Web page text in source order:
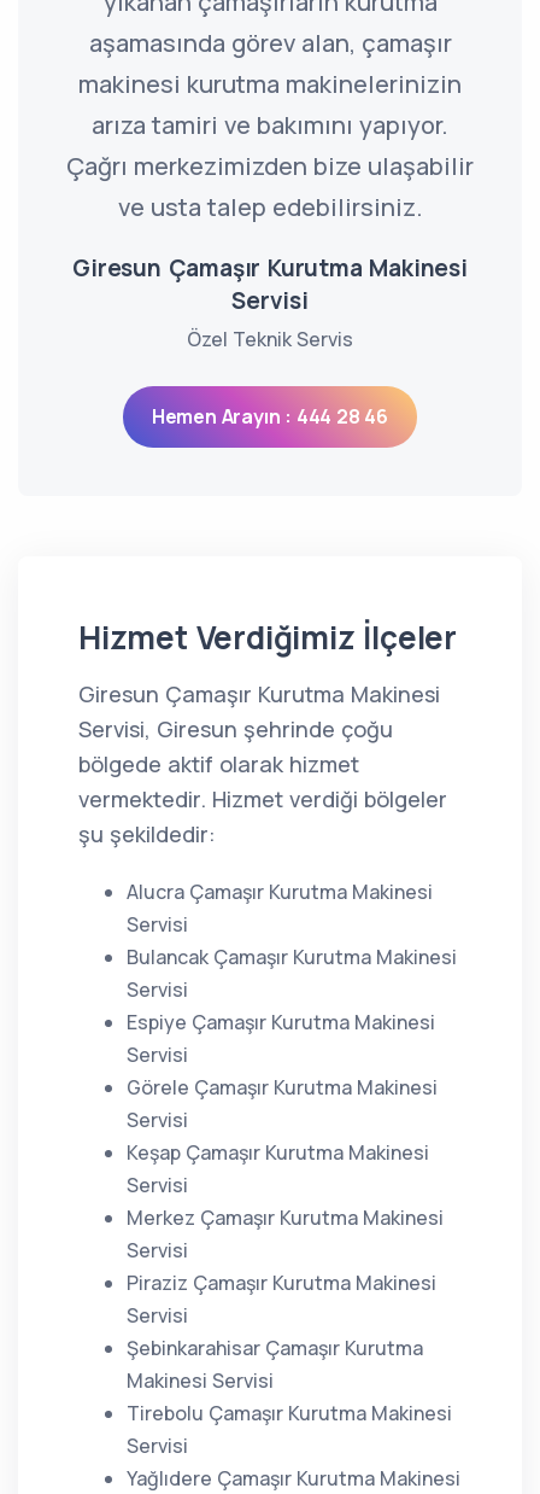
aşamasında görev alan, çamaşır
makinesi kurutma makinelerinizin
arıza tamiri ve bakımını yapıyor.
Çağrı merkezimizden bize ulaşabilir
ve usta talep edebilirsiniz.
Giresun Çamaşır Kurutma Makinesi
Servisi
Özel Teknik Servis
Hemen Arayın : 444 28 46
Hizmet Verdiğimiz İlçeler
Giresun Çamaşır Kurutma Makinesi
Servisi, Giresun şehrinde çoğu
bölgede aktif olarak hizmet
vermektedir. Hizmet verdiği bölgeler
şu şekildedir:
Alucra Çamaşır Kurutma Makinesi
Servisi
Bulancak Çamaşır Kurutma Makinesi
Servisi
Espiye Çamaşır Kurutma Makinesi
Servisi
Görele Çamaşır Kurutma Makinesi
Servisi
Keşap Çamaşır Kurutma Makinesi
Servisi
Merkez Çamaşır Kurutma Makinesi
Servisi
Piraziz Çamaşır Kurutma Makinesi
Servisi
Şebinkarahisar Çamaşır Kurutma
Makinesi Servisi
Tirebolu Çamaşır Kurutma Makinesi
Servisi
Yağlıdere Çamaşır Kurutma Makinesi